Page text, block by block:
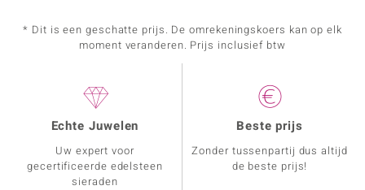
* Dit is een geschatte prijs. De omrekeningskoers kan op elk
moment veranderen. Prijs inclusief btw
Echte Juwelen
Uw expert voor
gecertificeerde edelsteen
sieraden
Beste prijs
Zonder tussenpartij dus altijd
de beste prijs!